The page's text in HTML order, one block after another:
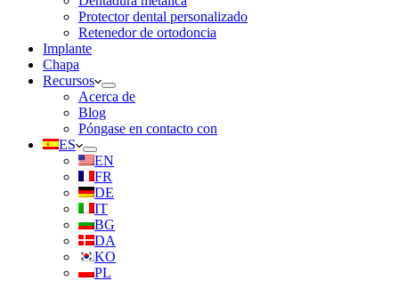
Protector dental personalizado
Retenedor de ortodoncia
Implante
Chapa
Recursos
Acerca de
Blog
Póngase en contacto con
ES
EN
FR
DE
IT
BG
DA
KO
PL